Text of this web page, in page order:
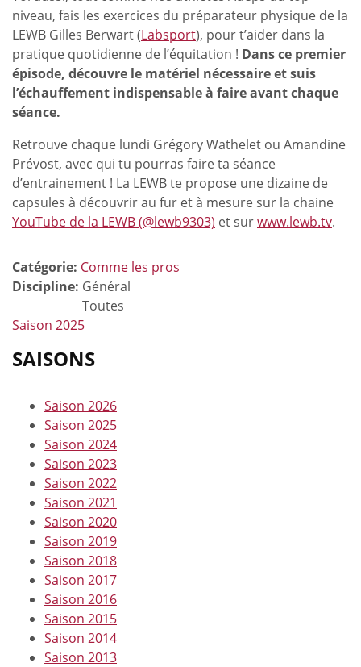
niveau, fais les exercices du préparateur physique de la
LEWB Gilles Berwart (Labsport), pour t’aider dans la
pratique quotidienne de l’équitation ! Dans ce premier
épisode, découvre le matériel nécessaire et suis
l’échauffement indispensable à faire avant chaque
séance.
Retrouve chaque lundi Grégory Wathelet ou Amandine
Prévost, avec qui tu pourras faire ta séance
d’entrainement ! La LEWB te propose une dizaine de
capsules à découvrir au fur et à mesure sur la chaine
YouTube de la LEWB (@lewb9303) et surwww.lewb.tv.
Catégorie: Comme les pros
Discipline: Général
Toutes
Saison 2025
SAISONS
Saison 2026
Saison 2025
Saison 2024
Saison 2023
Saison 2022
Saison 2021
Saison 2020
Saison 2019
Saison 2018
Saison 2017
Saison 2016
Saison 2015
Saison 2014
Saison 2013